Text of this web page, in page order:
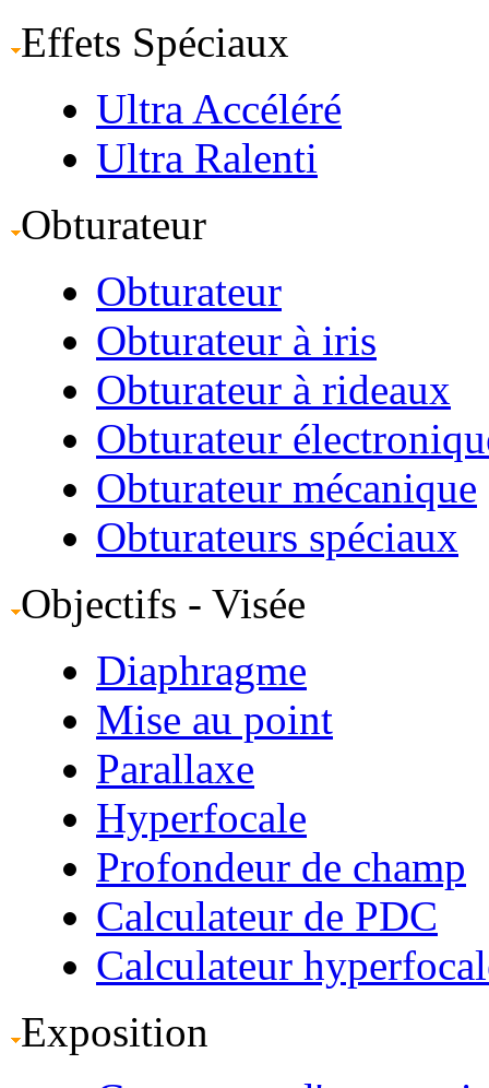
Effets Spéciaux
Ultra Accéléré
Ultra Ralenti
Obturateur
Obturateur
Obturateur à iris
Obturateur à rideaux
Obturateur
Obturateur mécanique
Obturateurs spéciaux
Objectifs - Visée
Diaphragme
Mise au point
Parallaxe
Hyperfocale
Profondeur de champ
Calculateur de PDC
Calculateur
Exposition